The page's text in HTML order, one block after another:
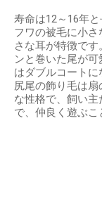
寿命は12～16年
フワの被毛に小
さな耳が特徴で
ンと巻いた尾が
はダブルコートに
尻尾の飾り毛は
な性格で、飼い
で、仲良く遊ぶこ